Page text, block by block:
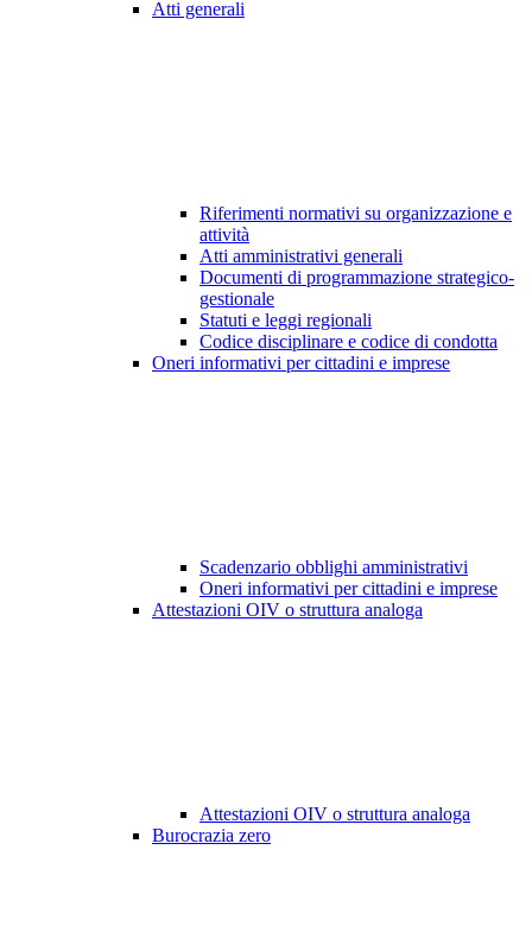
Atti generali
Riferimenti normativi su organizzazione e
attività
Atti amministrativi generali
Documenti di programmazione strategico-
gestionale
Statuti e leggi regionali
Codice disciplinare e codice di condotta
Oneri informativi per cittadini e imprese
Scadenzario obblighi amministrativi
Oneri informativi per cittadini e imprese
Attestazioni OIV o struttura analoga
Attestazioni OIV o struttura analoga
Burocrazia zero